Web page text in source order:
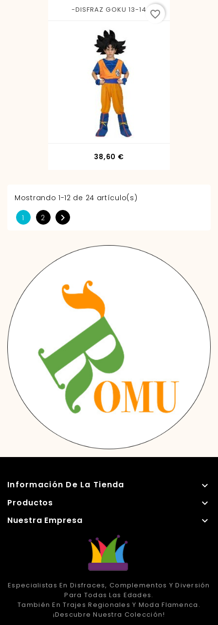
-DISFRAZ GOKU 13-14
38,60 €
favorite_border
Mostrando 1-12 de 24 artículo(s)
1 2 
Información De La Tienda 
Productos 
Nuestra Empresa 
Especialistas En Disfraces, Complementos Y Diversión
Para Todas Las Edades.
También En Trajes Regionales Y Moda Flamenca.
¡Descubre Nuestra Colección!